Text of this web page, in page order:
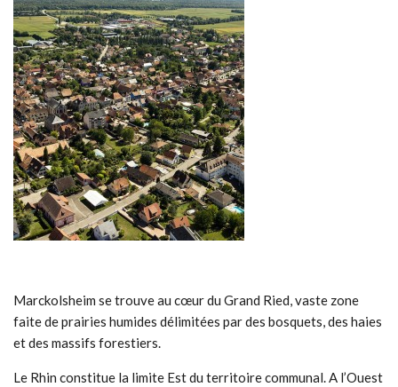
Marckolsheim se trouve au cœur du Grand Ried, vaste zone
faite de prairies humides délimitées par des bosquets, des haies
et des massifs forestiers.
Le Rhin constitue la limite Est du territoire communal. A l’Ouest